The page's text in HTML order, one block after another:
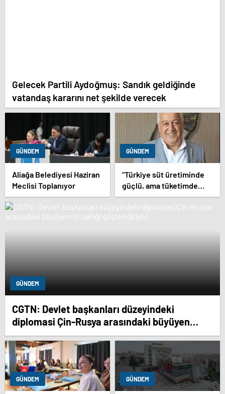
Gelecek Partili Aydoğmuş: Sandık geldiğinde
vatandaş kararını net şekilde verecek
GÜNDEM
Aliağa Belediyesi Haziran
Meclisi Toplanıyor
GÜNDEM
“Türkiye süt üretiminde
güçlü, ama tüketimde
bilinç şart”
GÜNDEM
CGTN: Devlet başkanları düzeyindeki
diplomasi Çin-Rusya arasındaki büyüyen
ortaklığı güçlendiriyor
GÜNDEM GÜNDEM